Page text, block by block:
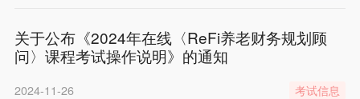
关于公布《2024年在线〈ReFi养老财务规划顾
问〉课程考试操作说明》的通知
2024-11-26 考试信息